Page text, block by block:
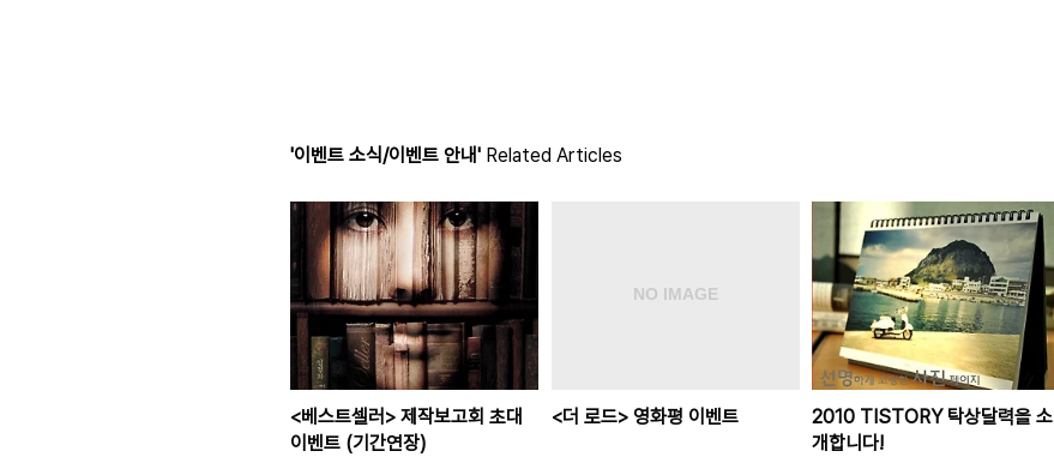
'이벤트 소식/이벤트 안내' Related Articles
<베스트셀러> 제작보고회 초대
이벤트 (기간연장)
<더 로드> 영화평 이벤트
2010 TISTORY 탁상달력을 소
개합니다!